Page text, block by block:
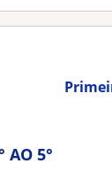
AO 5°